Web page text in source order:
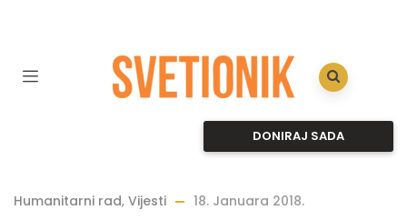
DONIRAJ SADA
Humanitarni rad, Vijesti 18. Januara 2018.